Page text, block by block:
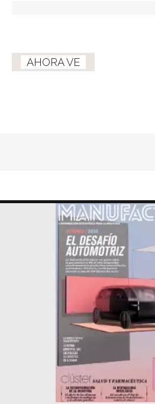
AHORA VE